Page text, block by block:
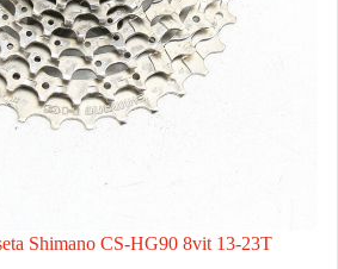
Shimano CS-HG90 8vit 13-23T